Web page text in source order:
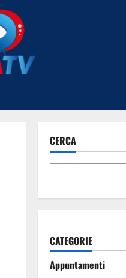
CERCA
CATEGORIE
Appuntamenti